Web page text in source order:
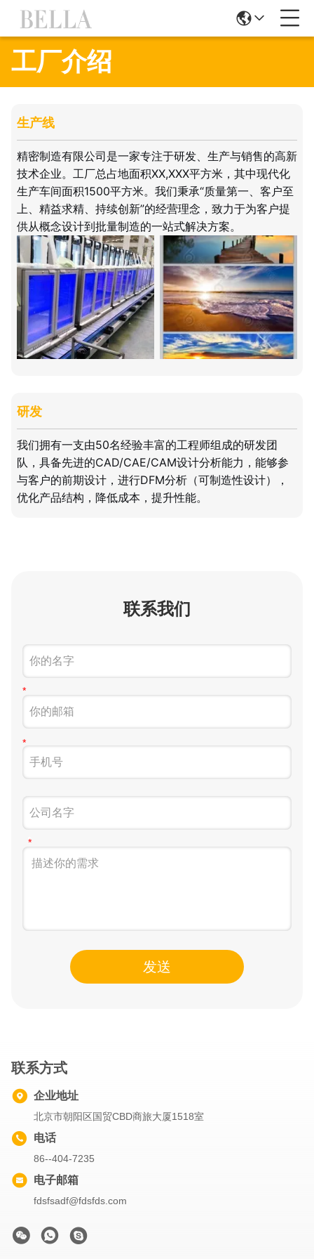
工厂介绍
生产线
精密制造有限公司是一家专注于研发、生产与销售的高新
技术企业。工厂总占地面积XX,XXX平方米，其中现代化
生产车间面积1500平方米。我们秉承“质量第一、客户至
上、精益求精、持续创新”的经营理念，致力于为客户提
供从概念设计到批量制造的一站式解决方案。
研发
我们拥有一支由50名经验丰富的工程师组成的研发团
队，具备先进的CAD/CAE/CAM设计分析能力，能够参
与客户的前期设计，进行DFM分析（可制造性设计），
优化产品结构，降低成本，提升性能。
联系我们
发送
联系方式
企业地址
北京市朝阳区国贸CBD商旅大厦1518室
电话
86--404-7235
电子邮箱
fdsfsadf@fdsfds.com